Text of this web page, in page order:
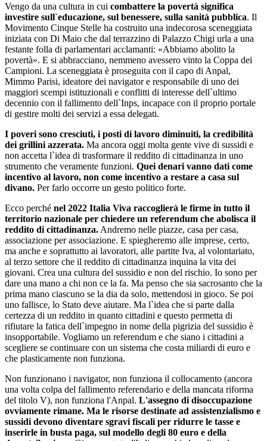
Vengo da una cultura in cui combattere la povertà significa
investire sull`educazione, sul benessere, sulla sanità pubblica. Il
Movimento Cinque Stelle ha costruito una indecorosa sceneggiata
iniziata con Di Maio che dal terrazzino di Palazzo Chigi urla a una
festante folla di parlamentari acclamanti: «Abbiamo abolito la
povertà». E si abbracciano, nemmeno avessero vinto la Coppa dei
Campioni. La sceneggiata è proseguita con il capo di Anpal,
Mimmo Parisi, ideatore dei navigator e responsabile di uno dei
maggiori scempi istituzionali e conflitti di interesse dell`ultimo
decennio con il fallimento dell`Inps, incapace con il proprio portale
di gestire molti dei servizi a essa delegati.
I poveri sono cresciuti, i posti di lavoro diminuiti, la credibilità
dei grillini azzerata. Ma ancora oggi molta gente vive di sussidi e
non accetta l`idea di trasformare il reddito di cittadinanza in uno
strumento che veramente funzioni. Quei denari vanno dati come
incentivo al lavoro, non come incentivo a restare a casa sul
divano. Per farlo occorre un gesto politico forte.
Ecco perché nel 2022 Italia Viva raccoglierà le firme in tutto il
territorio nazionale per chiedere un referendum che abolisca il
reddito di cittadinanza. Andremo nelle piazze, casa per casa,
associazione per associazione. E spiegheremo alle imprese, certo,
ma anche e soprattutto ai lavoratori, alle partite Iva, al volontariato,
al terzo settore che il reddito di cittadinanza inquina la vita dei
giovani. Crea una cultura del sussidio e non del rischio. Io sono per
dare una mano a chi non ce la fa. Ma penso che sia sacrosanto che la
prima mano ciascuno se la dia da solo, mettendosi in gioco. Se poi
uno fallisce, lo Stato deve aiutare. Ma l`idea che si parte dalla
certezza di un reddito in quanto cittadini e questo permetta di
rifiutare la fatica dell`impegno in nome della pigrizia del sussidio è
insopportabile. Vogliamo un referendum e che siano i cittadini a
scegliere se continuare con un sistema che costa miliardi di euro e
che plasticamente non funziona.
Non funzionano i navigator, non funziona il collocamento (ancora
una volta colpa del fallimento referendario e della mancata riforma
del titolo V), non funziona l'Anpal. L'assegno di disoccupazione
ovviamente rimane. Ma le risorse destinate ad assistenzialismo e
sussidi devono diventare sgravi fiscali per ridurre le tasse e
inserirle in busta paga, sul modello degli 80 euro e della